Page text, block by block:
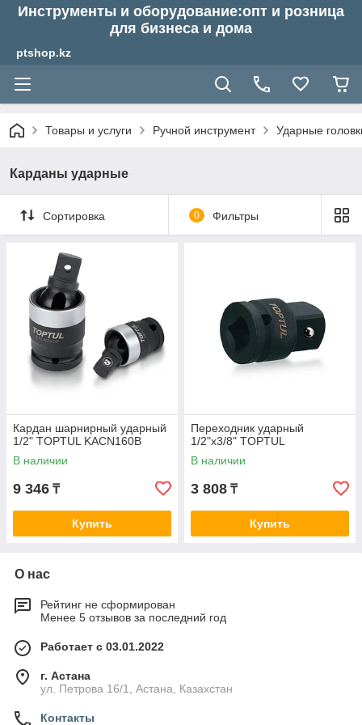
Инструменты и оборудование:опт и розница
для бизнеса и дома
ptshop.kz
Товары и услуги Ручной инструмент Ударные
Карданы ударные
Сортировка 0 Фильтры
Кардан шарнирный ударный
1/2" TOPTUL KACN160B
В наличии
9 346 ₸
Купить
Переходник ударный
1/2"х3/8" TOPTUL
В наличии
3 808 ₸
Купить
О нас
Рейтинг не сформирован
Менее 5 отзывов за последний год
Работает с 03.01.2022
г. Астана
ул. Петрова 16/1, Астана, Казахстан
Контакты